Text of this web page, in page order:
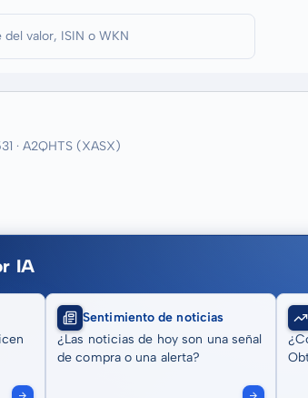
· A2QHTS (XASX)
IA
Sentimiento de noticias
¿Las noticias de hoy son una señal
de compra o una alerta?